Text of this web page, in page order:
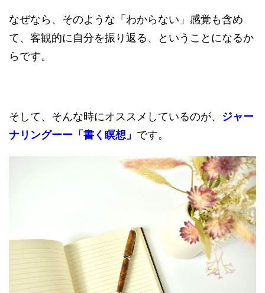
なぜなら、そのような「わからない」感覚も含め
て、客観的に自分を振り返る、ということになるか
らです。
そして、そんな時にオススメしているのが、 ジャー
ナリングーー「書く瞑想」 です。